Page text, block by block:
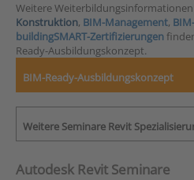
Weitere Weiterbildungsinformationen
Konstruktion, BIM-Management,
buildingSMART-Zertifizierungen
Ready-Ausbildungskonzept.
BIM-Ready-Ausbildungskonzept
Weitere Seminare Revit
Autodesk Revit Seminare